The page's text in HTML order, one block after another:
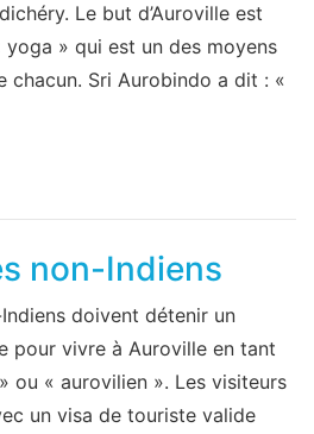
Le but d’Auroville est
yoga » qui est un des moyens
chacun. Sri Aurobindo a dit : «
non-Indiens
doivent détenir un
pour vivre à Auroville en tant
ou « aurovilien ». Les visiteurs
un visa de touriste valide